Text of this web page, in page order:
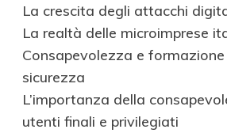
La crescita degli attacchi
La realtà delle microimprese
Consapevolezza e
sicurezza
L’importanza della
utenti finali e privilegiati